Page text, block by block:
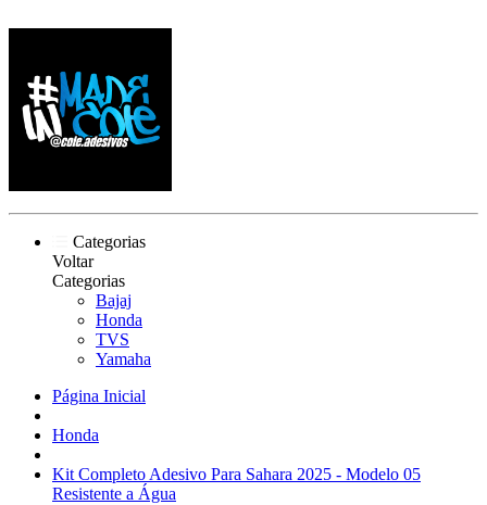
Categorias
Voltar
Categorias
Bajaj
Honda
TVS
Yamaha
Página Inicial
Honda
Kit Completo Adesivo Para Sahara 2025 - Modelo 05
Resistente a Água